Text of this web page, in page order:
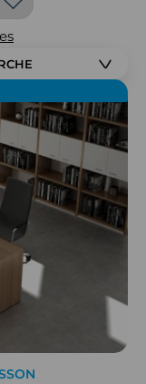
un espace où
conditions.